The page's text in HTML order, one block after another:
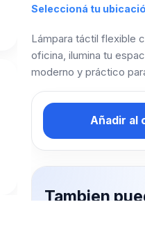
Seleccioná tu
Lámpara táctil flexible
oficina, ilumina tu
moderno y práctico
Añadir al
Tambien